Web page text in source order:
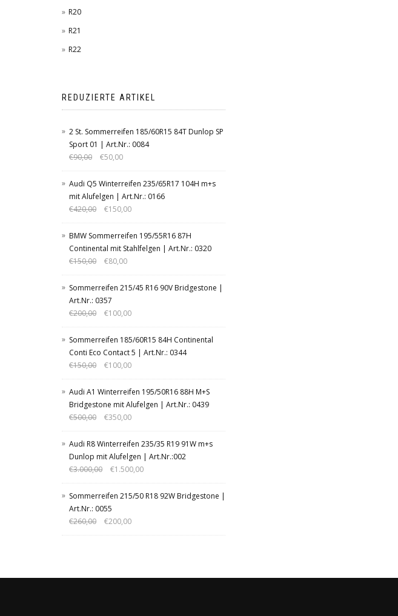
R20
R21
R22
REDUZIERTE ARTIKEL
2 St. Sommerreifen 185/60R15 84T Dunlop SP
Sport 01 | Art.Nr.: 0084
€90,00 €50,00
Audi Q5 Winterreifen 235/65R17 104H m+s
mit Alufelgen | Art.Nr.: 0166
€420,00 €150,00
BMW Sommerreifen 195/55R16 87H
Continental mit Stahlfelgen | Art.Nr.: 0320
€150,00 €80,00
Sommerreifen 215/45 R16 90V Bridgestone |
Art.Nr.: 0357
€200,00 €100,00
Sommerreifen 185/60R15 84H Continental
Conti Eco Contact 5 | Art.Nr.: 0344
€150,00 €100,00
Audi A1 Winterreifen 195/50R16 88H M+S
Bridgestone mit Alufelgen | Art.Nr.: 0439
€500,00 €350,00
Audi R8 Winterreifen 235/35 R19 91W m+s
Dunlop mit Alufelgen | Art.Nr.:002
€3.000,00 €1.500,00
Sommerreifen 215/50 R18 92W Bridgestone |
Art.Nr.: 0055
€260,00 €200,00